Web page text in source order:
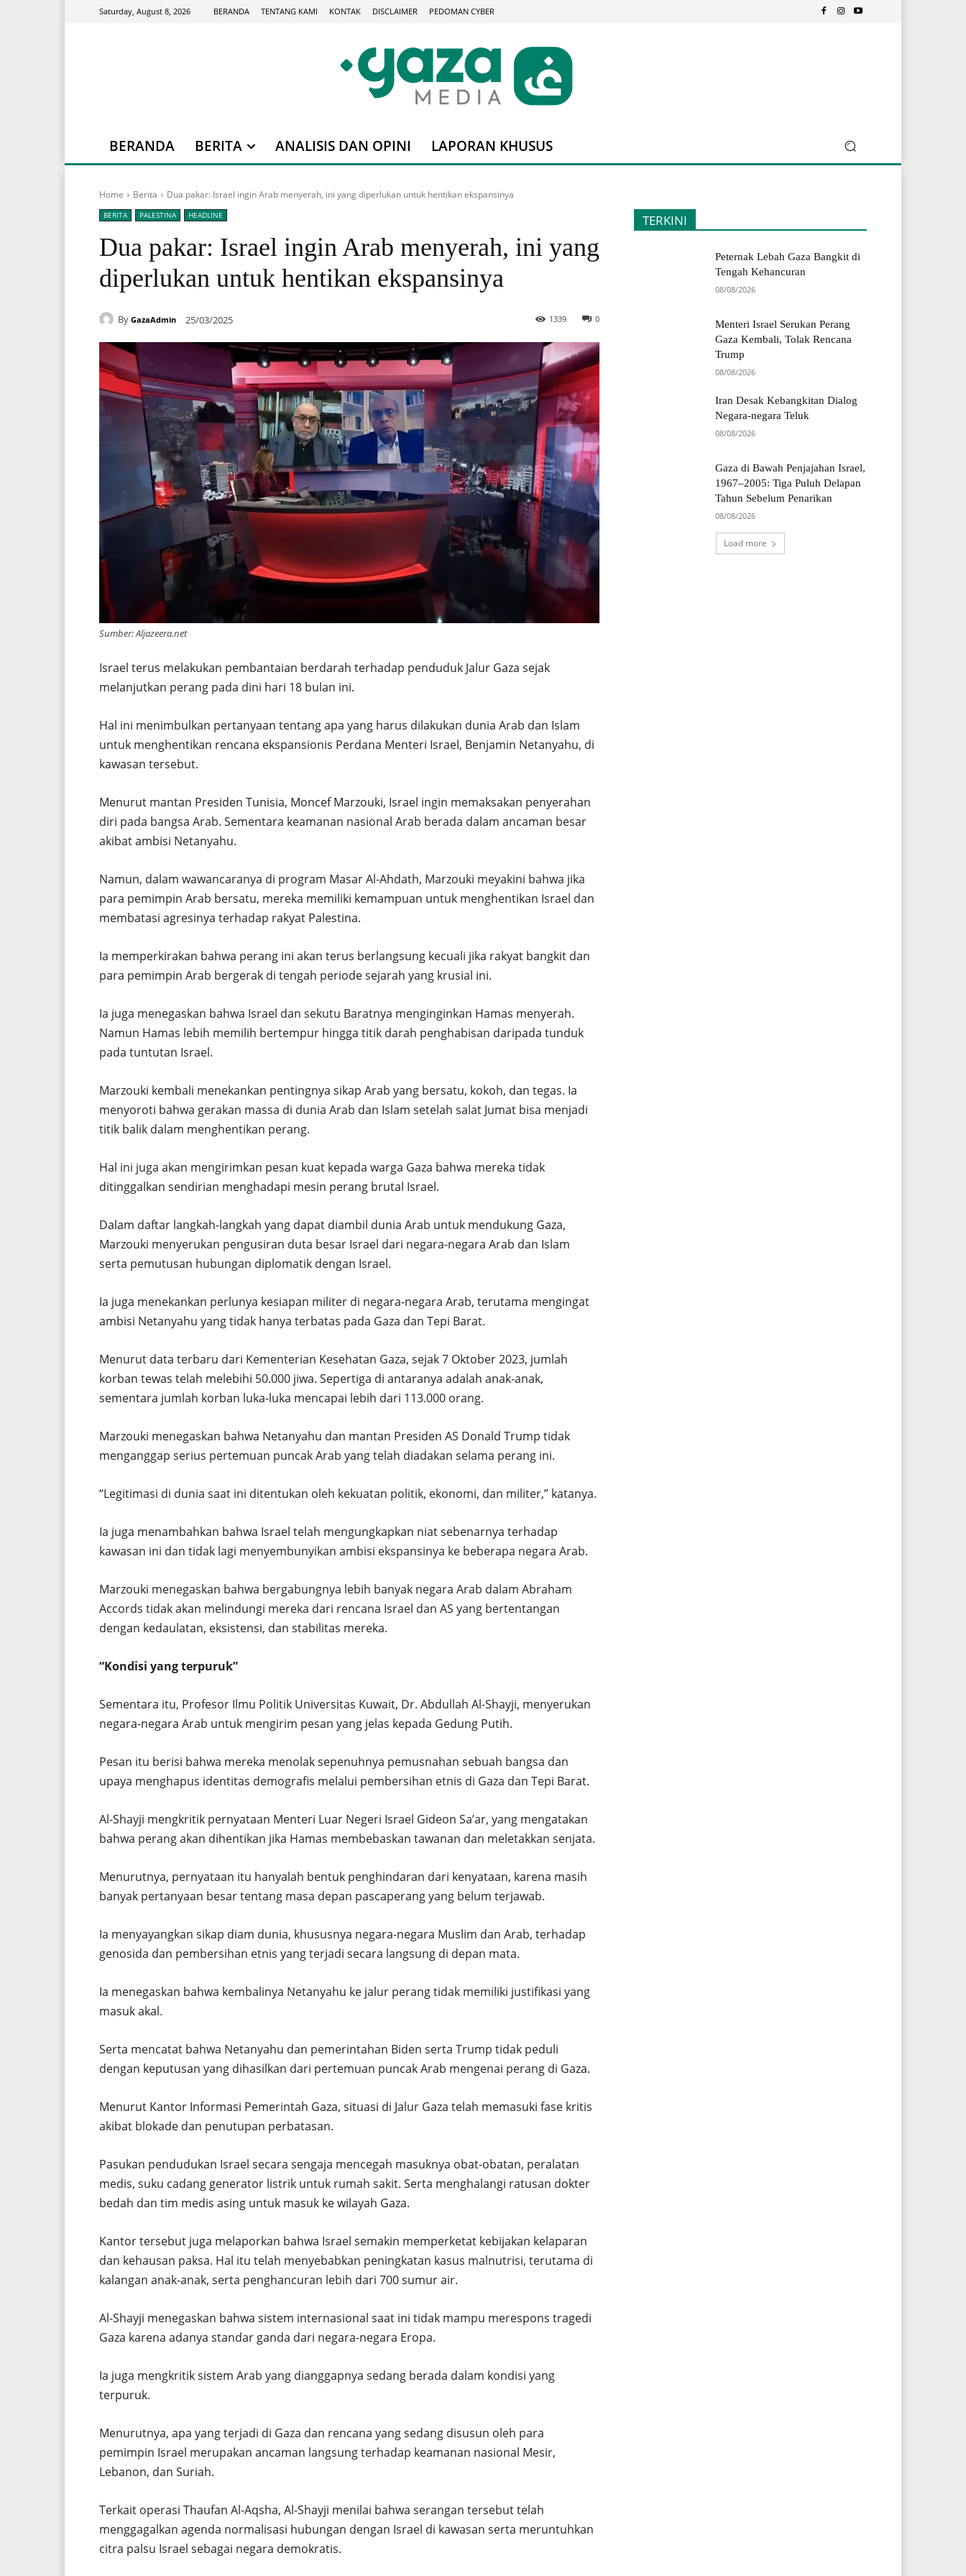
Saturday, August 8, 2026 BERANDA TENTANG KAMI KONTAK DISCLAIMER PEDOMAN CYBER
BERANDA BERITA ANALISIS DAN OPINI LAPORAN KHUSUS
Home Berita Dua pakar: Israel ingin Arab menyerah, ini yang diperlukan untuk hentikan ekspansinya
BERITA PALESTINA HEADLINE
Dua pakar: Israel ingin Arab menyerah, ini yang
diperlukan untuk hentikan ekspansinya
By GazaAdmin 25/03/2025 0
1339
Sumber: Aljazeera.net
Israel terus melakukan pembantaian berdarah terhadap penduduk Jalur Gaza sejak
melanjutkan perang pada dini hari 18 bulan ini.
Hal ini menimbulkan pertanyaan tentang apa yang harus dilakukan dunia Arab dan Islam
untuk menghentikan rencana ekspansionis Perdana Menteri Israel, Benjamin Netanyahu, di
kawasan tersebut.
Menurut mantan Presiden Tunisia, Moncef Marzouki, Israel ingin memaksakan penyerahan
diri pada bangsa Arab. Sementara keamanan nasional Arab berada dalam ancaman besar
akibat ambisi Netanyahu.
Namun, dalam wawancaranya di program Masar Al-Ahdath, Marzouki meyakini bahwa jika
para pemimpin Arab bersatu, mereka memiliki kemampuan untuk menghentikan Israel dan
membatasi agresinya terhadap rakyat Palestina.
Ia memperkirakan bahwa perang ini akan terus berlangsung kecuali jika rakyat bangkit dan
para pemimpin Arab bergerak di tengah periode sejarah yang krusial ini.
Ia juga menegaskan bahwa Israel dan sekutu Baratnya menginginkan Hamas menyerah.
Namun Hamas lebih memilih bertempur hingga titik darah penghabisan daripada tunduk
pada tuntutan Israel.
Marzouki kembali menekankan pentingnya sikap Arab yang bersatu, kokoh, dan tegas. Ia
menyoroti bahwa gerakan massa di dunia Arab dan Islam setelah salat Jumat bisa menjadi
titik balik dalam menghentikan perang.
Hal ini juga akan mengirimkan pesan kuat kepada warga Gaza bahwa mereka tidak
ditinggalkan sendirian menghadapi mesin perang brutal Israel.
Dalam daftar langkah-langkah yang dapat diambil dunia Arab untuk mendukung Gaza,
Marzouki menyerukan pengusiran duta besar Israel dari negara-negara Arab dan Islam
serta pemutusan hubungan diplomatik dengan Israel.
Ia juga menekankan perlunya kesiapan militer di negara-negara Arab, terutama mengingat
ambisi Netanyahu yang tidak hanya terbatas pada Gaza dan Tepi Barat.
Menurut data terbaru dari Kementerian Kesehatan Gaza, sejak 7 Oktober 2023, jumlah
korban tewas telah melebihi 50.000 jiwa. Sepertiga di antaranya adalah anak-anak,
sementara jumlah korban luka-luka mencapai lebih dari 113.000 orang.
Marzouki menegaskan bahwa Netanyahu dan mantan Presiden AS Donald Trump tidak
menganggap serius pertemuan puncak Arab yang telah diadakan selama perang ini.
“Legitimasi di dunia saat ini ditentukan oleh kekuatan politik, ekonomi, dan militer,” katanya.
Ia juga menambahkan bahwa Israel telah mengungkapkan niat sebenarnya terhadap
kawasan ini dan tidak lagi menyembunyikan ambisi ekspansinya ke beberapa negara Arab.
Marzouki menegaskan bahwa bergabungnya lebih banyak negara Arab dalam Abraham
Accords tidak akan melindungi mereka dari rencana Israel dan AS yang bertentangan
dengan kedaulatan, eksistensi, dan stabilitas mereka.
“Kondisi yang terpuruk”
Sementara itu, Profesor Ilmu Politik Universitas Kuwait, Dr. Abdullah Al-Shayji, menyerukan
negara-negara Arab untuk mengirim pesan yang jelas kepada Gedung Putih.
Pesan itu berisi bahwa mereka menolak sepenuhnya pemusnahan sebuah bangsa dan
upaya menghapus identitas demografis melalui pembersihan etnis di Gaza dan Tepi Barat.
Al-Shayji mengkritik pernyataan Menteri Luar Negeri Israel Gideon Sa’ar, yang mengatakan
bahwa perang akan dihentikan jika Hamas membebaskan tawanan dan meletakkan senjata.
Menurutnya, pernyataan itu hanyalah bentuk penghindaran dari kenyataan, karena masih
banyak pertanyaan besar tentang masa depan pascaperang yang belum terjawab.
Ia menyayangkan sikap diam dunia, khususnya negara-negara Muslim dan Arab, terhadap
genosida dan pembersihan etnis yang terjadi secara langsung di depan mata.
Ia menegaskan bahwa kembalinya Netanyahu ke jalur perang tidak memiliki justifikasi yang
masuk akal.
Serta mencatat bahwa Netanyahu dan pemerintahan Biden serta Trump tidak peduli
dengan keputusan yang dihasilkan dari pertemuan puncak Arab mengenai perang di Gaza.
Menurut Kantor Informasi Pemerintah Gaza, situasi di Jalur Gaza telah memasuki fase kritis
akibat blokade dan penutupan perbatasan.
Pasukan pendudukan Israel secara sengaja mencegah masuknya obat-obatan, peralatan
medis, suku cadang generator listrik untuk rumah sakit. Serta menghalangi ratusan dokter
bedah dan tim medis asing untuk masuk ke wilayah Gaza.
Kantor tersebut juga melaporkan bahwa Israel semakin memperketat kebijakan kelaparan
dan kehausan paksa. Hal itu telah menyebabkan peningkatan kasus malnutrisi, terutama di
kalangan anak-anak, serta penghancuran lebih dari 700 sumur air.
Al-Shayji menegaskan bahwa sistem internasional saat ini tidak mampu merespons tragedi
Gaza karena adanya standar ganda dari negara-negara Eropa.
Ia juga mengkritik sistem Arab yang dianggapnya sedang berada dalam kondisi yang
terpuruk.
Menurutnya, apa yang terjadi di Gaza dan rencana yang sedang disusun oleh para
pemimpin Israel merupakan ancaman langsung terhadap keamanan nasional Mesir,
Lebanon, dan Suriah.
Terkait operasi Thaufan Al-Aqsha, Al-Shayji menilai bahwa serangan tersebut telah
menggagalkan agenda normalisasi hubungan dengan Israel di kawasan serta meruntuhkan
citra palsu Israel sebagai negara demokratis.
TERKINI
Peternak Lebah Gaza Bangkit di
Tengah Kehancuran
08/08/2026
Menteri Israel Serukan Perang
Gaza Kembali, Tolak Rencana
Trump
08/08/2026
Iran Desak Kebangkitan Dialog
Negara-negara Teluk
08/08/2026
Gaza di Bawah Penjajahan Israel,
1967–2005: Tiga Puluh Delapan
Tahun Sebelum Penarikan
08/08/2026
Load more